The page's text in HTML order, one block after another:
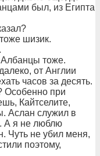
был, из Египта
шизик.
Албанцы тоже.
от Англии
часов за десять.
Особенно при
Кайтселите,
Аслан служил в
А я не люблю
Чуть не убил меня,
поэтому,